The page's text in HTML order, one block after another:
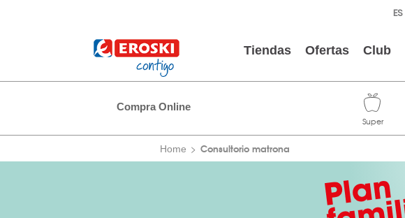
Tiendas Ofertas Club
Compra Online
Home Consultorio matrona